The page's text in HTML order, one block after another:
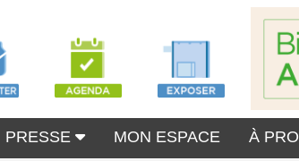
PRESSE MON ESPACE À